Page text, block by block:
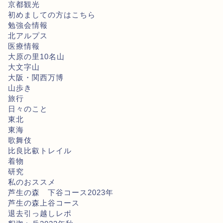
京都観光
初めましての方はこちら
勉強会情報
北アルプス
医療情報
大原の里10名山
大文字山
大阪・関西万博
山歩き
旅行
日々のこと
東北
東海
歌舞伎
比良比叡トレイル
着物
研究
私のおススメ
芦生の森 下谷コース2023年
芦生の森上谷コース
退去引っ越しレポ